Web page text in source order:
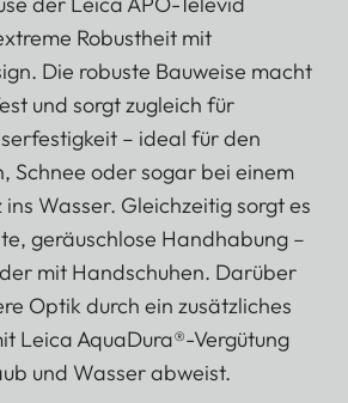
Robustheit mit
Die robuste Bauweise macht
und sorgt zugleich für
– ideal für den
Schnee oder sogar bei einem
Wasser. Gleichzeitig sorgt es
geräuschlose Handhabung –
mit Handschuhen. Darüber
Optik durch ein zusätzliches
Leica AquaDura®-Vergütung
und Wasser abweist.